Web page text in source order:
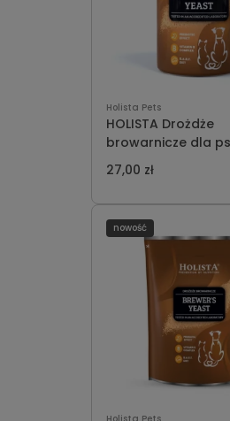
Holista Pets
HOLISTA Drożdże
browarnicze dla
200g
27,00 zł
nowość